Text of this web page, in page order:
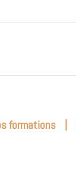
formations |